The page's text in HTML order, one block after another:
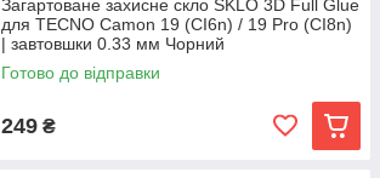
Загартоване захисне скло SKLO 3D Full Glue
для TECNO Camon 19 (CI6n) / 19 Pro (CI8n)
| завтовшки 0.33 мм Чорний
Готово до відправки
249 ₴